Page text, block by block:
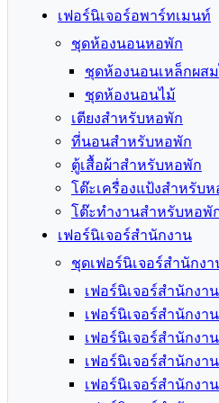
เฟอร์นิเจอร์อพาร์ทเมนท์
ชุดห้องนอนหอพัก
ชุดห้องนอนเหล็กผส
ชุดห้องนอนไม้
เตียงสำหรับหอพัก
ที่นอนสำหรับหอพัก
ตู้เสื้อผ้าสำหรับหอพัก
โต๊ะเครื่องแป้งสำหรับ
โต๊ะทำงานสำหรับหอพั
เฟอร์นิเจอร์สำนักงาน
ชุดเฟอร์นิเจอร์สำนักงา
เฟอร์นิเจอร์สำนักงา
เฟอร์นิเจอร์สำนักงา
เฟอร์นิเจอร์สำนักงา
เฟอร์นิเจอร์สำนักงา
เฟอร์นิเจอร์สำนักงา